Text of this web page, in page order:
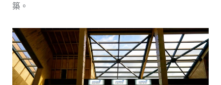
築。